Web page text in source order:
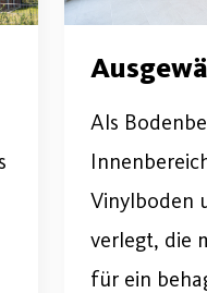
Als
Vinylboden
verlegt, die
für ein